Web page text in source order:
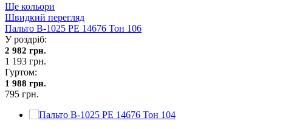
Ще кольори
Швидкий перегляд
Пальто В-1025 PE 14676 Тон 106
У роздріб:
2 982 грн.
1 193 грн.
Гуртом:
1 988 грн.
795 грн.